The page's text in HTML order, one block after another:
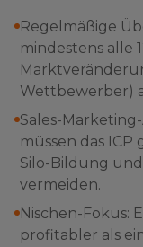
Regelmäßige
mindestens alle
Wettbewerber)
Sales-
müssen das
Silo-Bildung
vermeiden.
Nischen-Fokus:
profitabler als